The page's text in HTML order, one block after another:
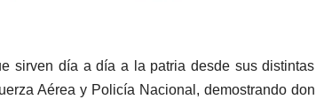
sirven día a día a la patria desde sus distintas
Aérea y Policía Nacional, demostrando don